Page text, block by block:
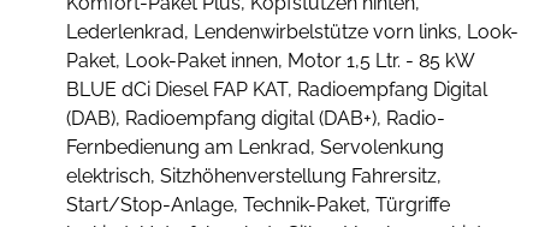
Lederlenkrad, Lendenwirbelstütze vorn links, Look-
Paket, Look-Paket innen, Motor 1,5 Ltr. - 85 kW
BLUE dCi Diesel FAP KAT, Radioempfang Digital
(DAB), Radioempfang digital (DAB+), Radio-
Fernbedienung am Lenkrad, Servolenkung
elektrisch, Sitzhöhenverstellung Fahrersitz,
Start/Stop-Anlage, Technik-Paket, Türgriffe